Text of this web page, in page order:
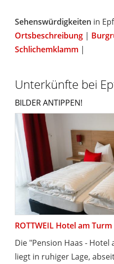
Sehenswürdigkeiten in
Ortsbeschreibung |
Schlichemklamm |
Unterkünfte bei
BILDER ANTIPPEN!
ROTTWEIL Hotel am Turm
Die "Pension Haas -
liegt in ruhiger Lage,